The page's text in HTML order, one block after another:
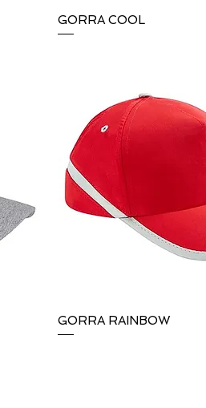
GORRA COOL
Vista rápida
GORRA RAINBOW